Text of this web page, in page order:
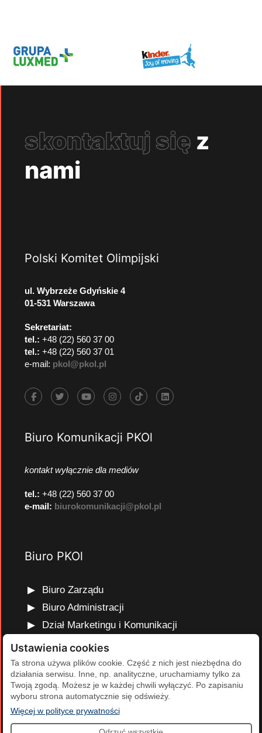
skontaktuj się z
nami
Polski Komitet Olimpijski
ul. Wybrzeże Gdyńskie 4
01-531 Warszawa
Sekretariat:
tel.: +48 (22) 560 37 00
tel.: +48 (22) 560 37 01
e-mail: pkol@pkol.pl
Biuro Komunikacji PKOl
kontakt wyłącznie dla mediów
tel.: +48 (22) 560 37 00
e-mail: biurokomunikacji@pkol.pl
Biuro PKOl
Biuro Zarządu
Biuro Administracji
Dział Marketingu i Komunikacji
Dział Edukacji Olimpijskiej
Dział Finansów i Kadr
Dział Projektów Olimpijskich
Dział Programów Rozwojowych
Ustawienia cookies
Ta strona używa plików cookie. Część z nich jest niezbędna do
działania serwisu. Inne, np. analityczne, uruchamiamy tylko za
Twoją zgodą. Możesz je w każdej chwili wyłączyć. Po zapisaniu
wyboru strona automatycznie się odświeży.
Więcej w polityce prywatności(otwiera się w nowej karcie)